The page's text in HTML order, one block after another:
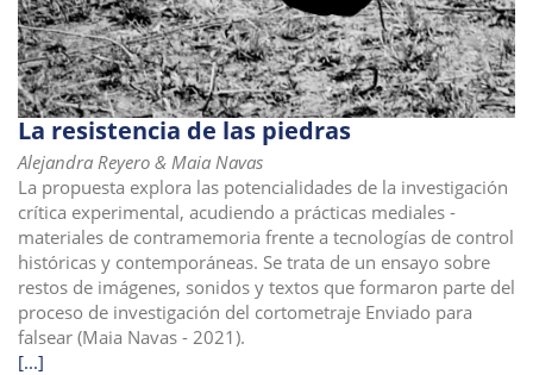
i
o
n
La resistencia de las piedras
Alejandra Reyero & Maia Navas
La propuesta explora las potencialidades de la investigación
crítica experimental, acudiendo a prácticas mediales -
materiales de contramemoria frente a tecnologías de control
históricas y contemporáneas. Se trata de un ensayo sobre
restos de imágenes, sonidos y textos que formaron parte del
proceso de investigación del cortometraje Enviado para
falsear (Maia Navas - 2021).
[...]